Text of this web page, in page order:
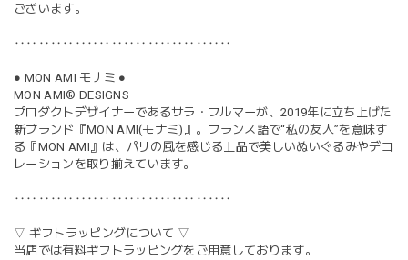
ございます。
‥‥‥‥‥‥‥‥‥‥‥‥‥‥‥‥‥‥
● MON AMI モナミ ●
MON AMI® DESIGNS
プロダクトデザイナーであるサラ・フルマーが、2019年に立ち上げた
新ブランド『MON AMI(モナミ)』。フランス語で“私の友人”を意味す
る『MON AMI』は、パリの風を感じる上品で美しいぬいぐるみやデコ
レーションを取り揃えています。
‥‥‥‥‥‥‥‥‥‥‥‥‥‥‥‥‥‥
▽ ギフトラッピングについて ▽
当店では有料ギフトラッピングをご用意しております。